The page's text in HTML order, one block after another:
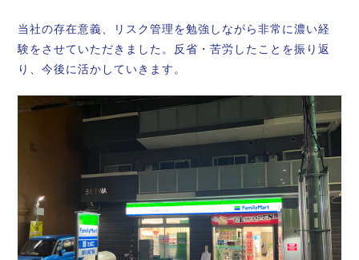
当社の存在意義、リスク管理を勉強しながら非常に濃い経
験をさせていただきました。反省・苦労したことを振り返
り、今後に活かしていきます。